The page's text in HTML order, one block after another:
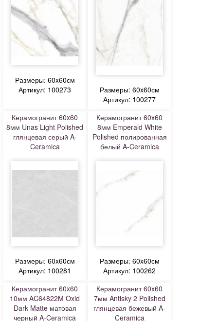
Размеры: 60x60см
Артикул: 100273
Размеры: 60x60см
Артикул: 100277
Керамогранит 60x60
8мм Unas Light Polished
глянцевая серый A-
Ceramica
Размеры: 60x60см
Артикул: 100281
Керамогранит 60x60
8мм Emperald White
Polished полированная
белый A-Ceramica
Размеры: 60x60см
Артикул: 100262
Керамогранит 60x60
10мм AC64822M Oxid
Dark Matte матовая
черный A-Ceramica
Керамогранит 60x60
7мм Antisky 2 Polished
глянцевая бежевый A-
Ceramica